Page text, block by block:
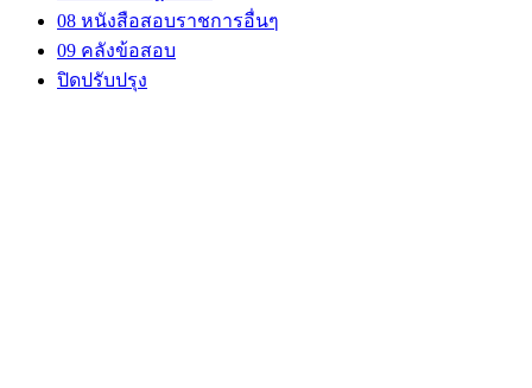
08 หนังสือสอบราชการอื่นๆ
09 คลังข้อสอบ
ปิดปรับปรุง